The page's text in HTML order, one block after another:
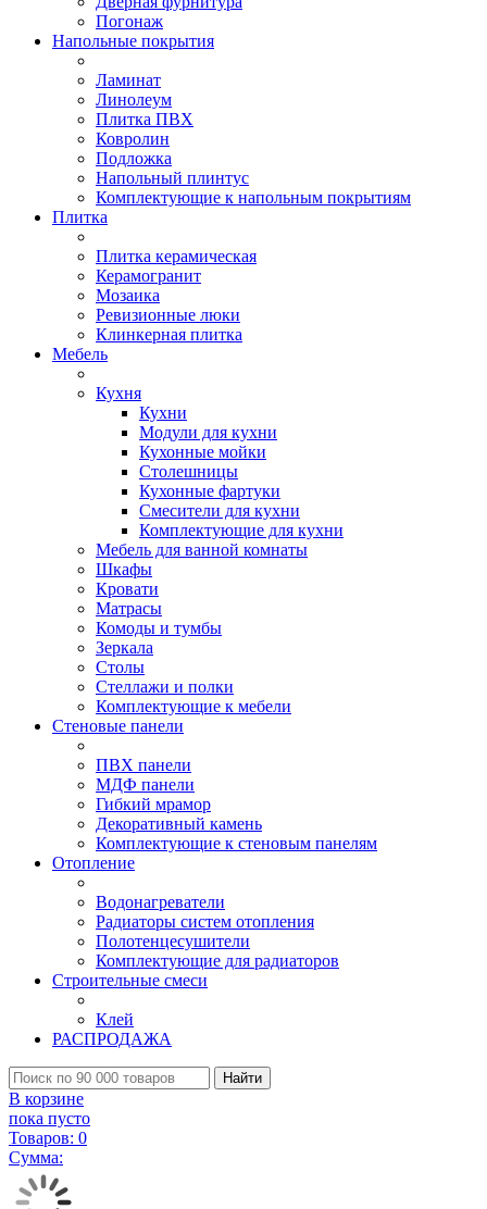
Погонаж
Напольные покрытия
Ламинат
Линолеум
Плитка ПВХ
Ковролин
Подложка
Напольный плинтус
Комплектующие к напольным покрытиям
Плитка
Плитка керамическая
Керамогранит
Мозаика
Ревизионные люки
Клинкерная плитка
Мебель
Кухня
Кухни
Модули для кухни
Кухонные мойки
Столешницы
Кухонные фартуки
Смесители для кухни
Комплектующие для кухни
Мебель для ванной комнаты
Шкафы
Кровати
Матрасы
Комоды и тумбы
Зеркала
Столы
Стеллажи и полки
Комплектующие к мебели
Стеновые панели
ПВХ панели
МДФ панели
Гибкий мрамор
Декоративный камень
Комплектующие к стеновым панелям
Отопление
Водонагреватели
Радиаторы систем отопления
Полотенцесушители
Комплектующие для радиаторов
Строительные смеси
Клей
РАСПРОДАЖА
Найти
В корзине
пока пусто
Товаров: 0
Сумма: